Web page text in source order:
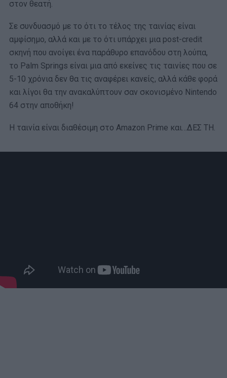
στον θεατή.
Σε συνδυασμό με το ότι το τέλος της ταινίας είναι
αμφίσημο, αλλά και με το ότι υπάρχει μια post-credit
σκηνή που ανοίγει ένα παράθυρο επανόδου στη λούπα,
το Palm Springs είναι μια από εκείνες τις ταινίες που σε
5-10 χρόνια δεν θα τις αναφέρει κανείς, αλλά κάθε φορά
και λίγοι θα την ανακαλύπτουν σαν σκονισμένο Nintendo
64 στην αποθήκη!
Η ταινία είναι διαθέσιμη στο Amazon Prime και…ΔΕΣ ΤΗ.